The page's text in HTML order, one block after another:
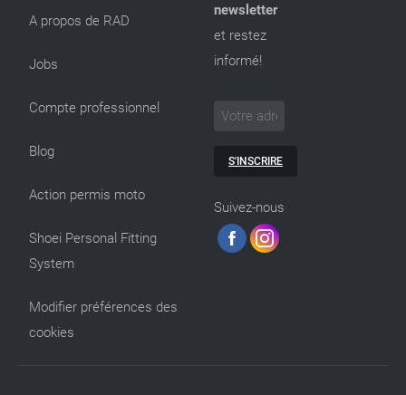
A propos de RAD
Jobs
Compte professionnel
Blog
Action permis moto
Shoei Personal Fitting
System
Modifier préférences des
cookies
newsletter
et restez
informé!
S'INSCRIRE
Suivez-nous